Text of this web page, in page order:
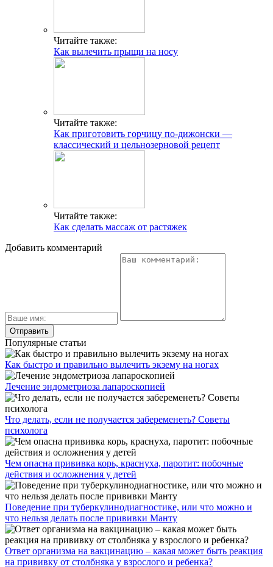
Читайте также:
Как вылечить прыщи на носу
Читайте также:
Как приготовить горчицу по-дижонски —
классический и цельнозерновой рецепт
Читайте также:
Как сделать массаж от растяжек
Добавить комментарий
Популярные статьи
Как быстро и правильно вылечить экзему на ногах
Лечение эндометриоза лапароскопией
Что делать, если не получается забеременеть? Советы
психолога
Чем опасна прививка корь, краснуха, паротит: побочные
действия и осложнения у детей
Поведение при туберкулинодиагностике, или что можно и
что нельзя делать после прививки Манту
Ответ организма на вакцинацию – какая может быть реакция
на прививку от столбняка у взрослого и ребенка?